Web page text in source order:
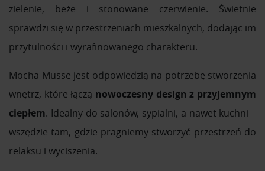
zielenie, beże i stonowane czerwienie. Świetnie
sprawdzi się w przestrzeniach mieszkalnych, dodając im
przytulności i wyrafinowanego charakteru.
Mocha Musse jest odpowiedzią na potrzebę stworzenia
wnętrz, które łączą nowoczesny design z przyjemnym
ciepłem. Idealny do salonów, sypialni, a nawet kuchni –
wszędzie tam, gdzie pragniemy stworzyć przestrzeń do
relaksu i wyciszenia.